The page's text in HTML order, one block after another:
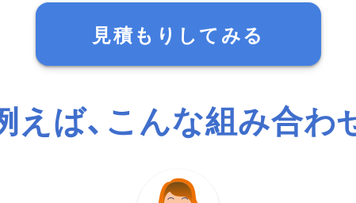
見積もりしてみる
えば、こんな組み合わ